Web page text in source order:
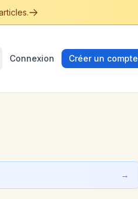
Connexion Créer un compte
→